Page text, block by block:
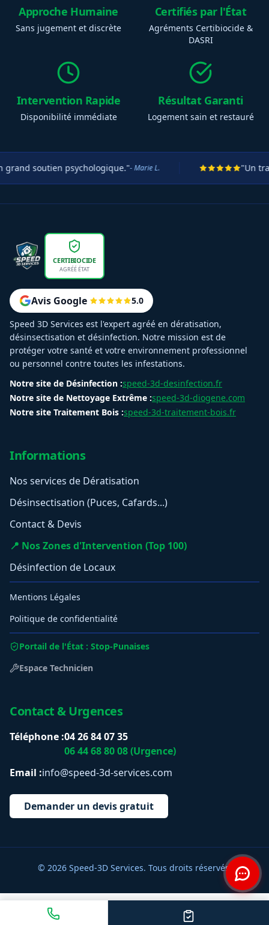
Approche Humaine
Sans jugement et discrète
Certifiés par l'État
Agréments Certibiocide &
DASRI
Intervention Rapide
Disponibilité immédiate
Résultat Garanti
Logement sain et restauré
psychologique."- Marie L. "Un travail
CERTIBIOCIDE
AGRÉÉ ÉTAT
Avis Google 5.0
Speed 3D Services est l'expert agréé en dératisation,
désinsectisation et désinfection. Notre mission est de
protéger votre santé et votre environnement professionnel
ou personnel contre toutes les infestations.
Notre site de Désinfection :speed-3d-desinfection.fr
Notre site de Nettoyage Extrême :speed-3d-diogene.com
Notre site Traitement Bois :speed-3d-traitement-bois.fr
Informations
Nos services de Dératisation
Désinsectisation (Puces, Cafards...)
Contact & Devis
📍 Nos Zones d'Intervention (Top 100)
Désinfection de Locaux
Mentions Légales
Politique de confidentialité
Portail de l'État : Stop-Punaises
Espace Technicien
Contact & Urgences
Téléphone :04 26 84 07 35
06 44 68 80 08 (Urgence)
Email :info@speed-3d-services.com
Demander un devis gratuit
© 2026 Speed-3D Services. Tous droits réservés.